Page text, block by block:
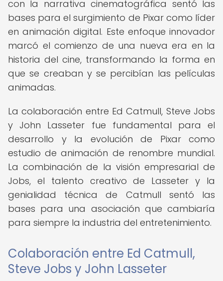
con la narrativa cinematográfica sentó las
bases para el surgimiento de Pixar como líder
en animación digital. Este enfoque innovador
marcó el comienzo de una nueva era en la
historia del cine, transformando la forma en
que se creaban y se percibían las películas
animadas.
La colaboración entre Ed Catmull, Steve Jobs
y John Lasseter fue fundamental para el
desarrollo y la evolución de Pixar como
estudio de animación de renombre mundial.
La combinación de la visión empresarial de
Jobs, el talento creativo de Lasseter y la
genialidad técnica de Catmull sentó las
bases para una asociación que cambiaría
para siempre la industria del entretenimiento.
Colaboración entre Ed Catmull,
Steve Jobs y John Lasseter